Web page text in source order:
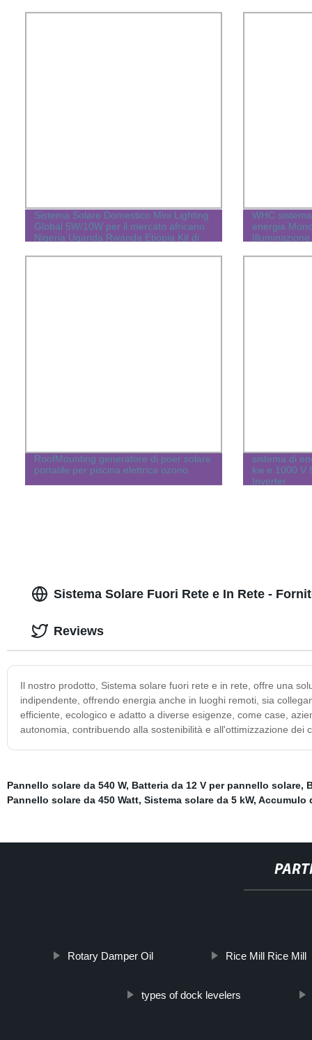
Sistema Solare Domestico Mini Lighting
Global 5W/10W per il mercato africano
Nigeria Uganda Rwanda Etiopia Kit di
Esterni
WHC
energia
RoofMounting generatore di poer solare
portatile per piscina elettrica ozono
sistema di
kw e 1000 V
Inverter
Sistema Solare Fuori Rete e In Rete -
Il nostro prodotto, Sistema solare fuori rete e in rete, offre una
indipendente, offrendo energia anche in luoghi remoti, sia
efficiente, ecologico e adatto a diverse esigenze, come case,
autonomia, contribuendo alla sostenibilità e all'ottimizzazione
Reviews
Pannello solare da 540 W, Batteria da 12 V per pannello solare,
Pannello solare da 450 Watt, Sistema solare da 5 kW, Accumulo
Rotary Damper Oil Rice Mill Rice Mill
types of dock levelers